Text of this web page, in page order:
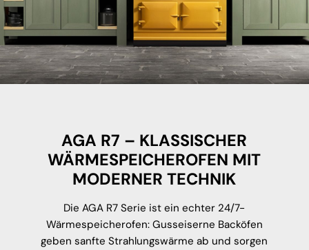
AGA R7 – KLASSISCHER
WÄRMESPEICHEROFEN MIT
MODERNER TECHNIK
Die AGA R7 Serie ist ein echter 24/7-
Wärmespeicherofen: Gusseiserne Backöfen
geben sanfte Strahlungswärme ab und sorgen